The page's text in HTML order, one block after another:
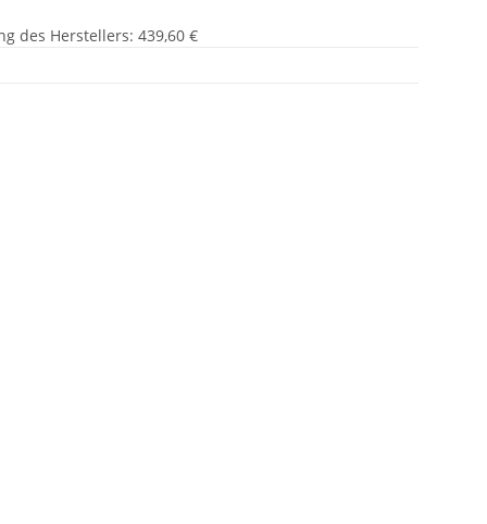
des Herstellers: 439,60 €